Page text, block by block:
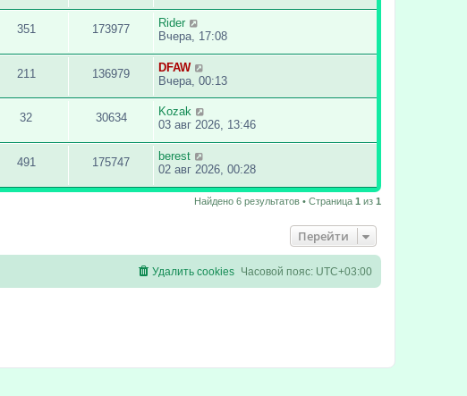
351 173977
Rider
Вчера, 17:08
211 136979
DFAW
Вчера, 00:13
32 30634
Kozak
03 авг 2026, 13:46
491 175747
berest
02 авг 2026, 00:28
Найдено 6 результатов • Страница 1 из 1
Перейти
Часовой пояс: UTC+03:00
Удалить cookies